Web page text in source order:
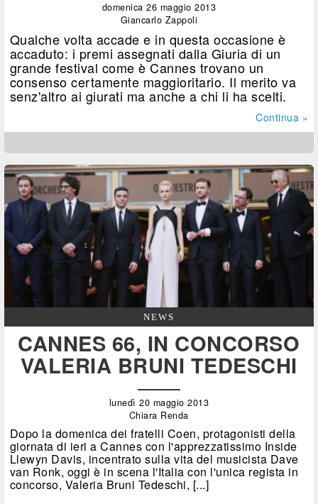
domenica 26 maggio 2013
Giancarlo Zappoli
Qualche volta accade e in questa occasione è
accaduto: i premi assegnati dalla Giuria di un
grande festival come è Cannes trovano un
consenso certamente maggioritario. Il merito va
senz'altro ai giurati ma anche a chi li ha scelti.
Continua »
NEWS
CANNES 66, IN CONCORSO
VALERIA BRUNI TEDESCHI
lunedì 20 maggio 2013
Chiara Renda
Dopo la domenica dei fratelli Coen, protagonisti della
giornata di ieri a Cannes con l'apprezzatissimo Inside
Llewyn Davis, incentrato sulla vita del musicista Dave
van Ronk, oggi è in scena l'Italia con l'unica regista in
concorso, Valeria Bruni Tedeschi, [...]